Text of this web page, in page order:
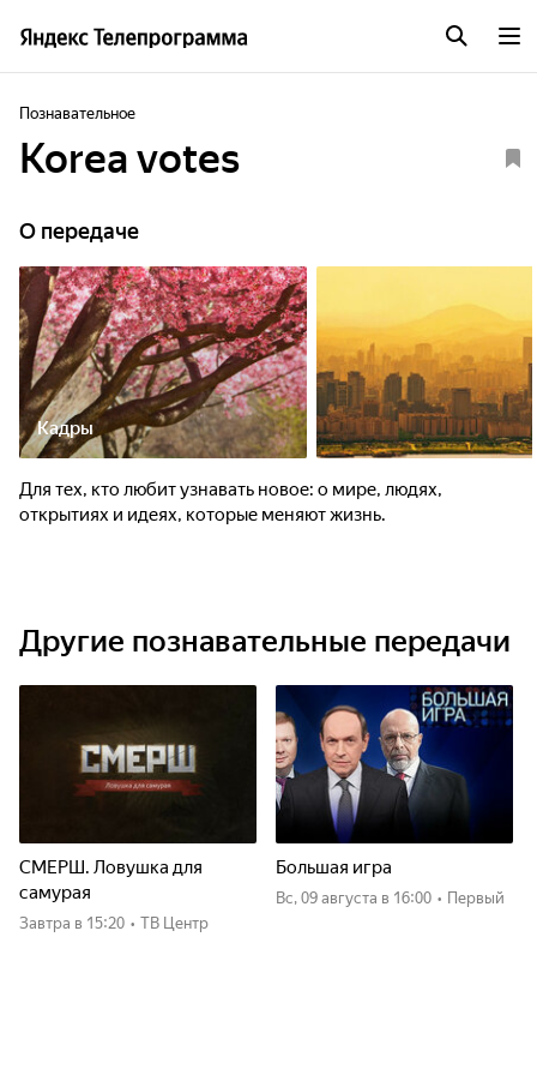
Познавательное
Korea votes
О передаче
Кадры
Для тех, кто любит узнавать новое: о мире, людях,
открытиях и идеях, которые меняют жизнь.
Другие познавательные передачи
СМЕРШ. Ловушка для
самурая
Завтра в 15:20 • ТВ Центр
Большая игра
вс, 09 августа в 16:00 • Первый